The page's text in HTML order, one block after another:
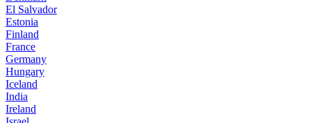
El Salvador
Estonia
Finland
France
Germany
Hungary
Iceland
India
Ireland